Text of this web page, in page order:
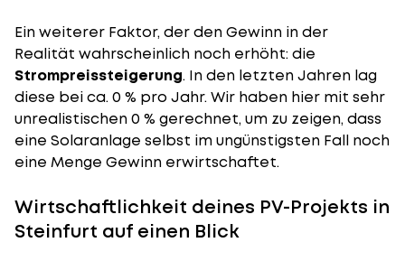
Ein weiterer Faktor, der den Gewinn in der
Realität wahrscheinlich noch erhöht: die
Strompreissteigerung. In den letzten Jahren lag
diese bei ca. 0 % pro Jahr. Wir haben hier mit sehr
unrealistischen 0 % gerechnet, um zu zeigen, dass
eine Solaranlage selbst im ungünstigsten Fall noch
eine Menge Gewinn erwirtschaftet.
Wirtschaftlichkeit deines PV-Projekts in
Steinfurt auf einen Blick